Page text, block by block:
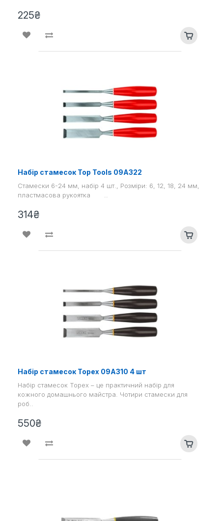
225₴
Набір стамесок Top Tools 09A322
Стамески 6-24 мм, набір 4 шт., Розміри: 6, 12, 18, 24 мм,
пластмасова рукоятка ..
314₴
Набір стамесок Topex 09A310 4 шт
Набір стамесок Topex – це практичний набір для
кожного домашнього майстра. Чотири стамески для
роб..
550₴